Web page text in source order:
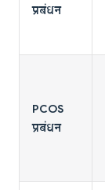
प्रबंधन
PCOS
प्रबंधन